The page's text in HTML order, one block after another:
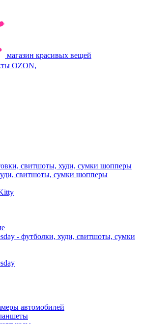
магазин красивых вещей
OZON,
свитшоты, худи, сумки шопперы
свитшоты, сумки шопперы
- футболки, худи, свитшоты, сумки
автомобилей